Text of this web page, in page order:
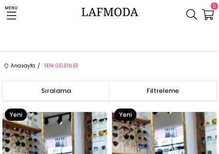
MENU 0
Anasayfa YENİ GELENLER
Filtreleme
Sıralama
Yeni
Ürün
Yeni
Ürün